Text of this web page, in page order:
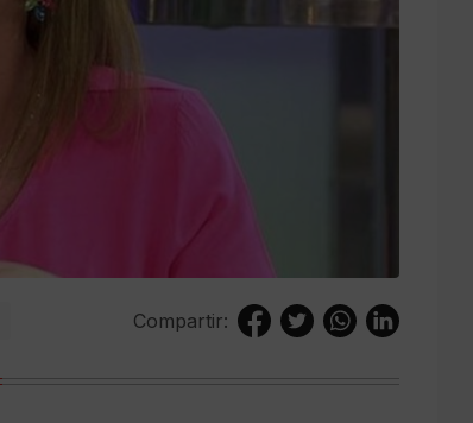
Compartir: